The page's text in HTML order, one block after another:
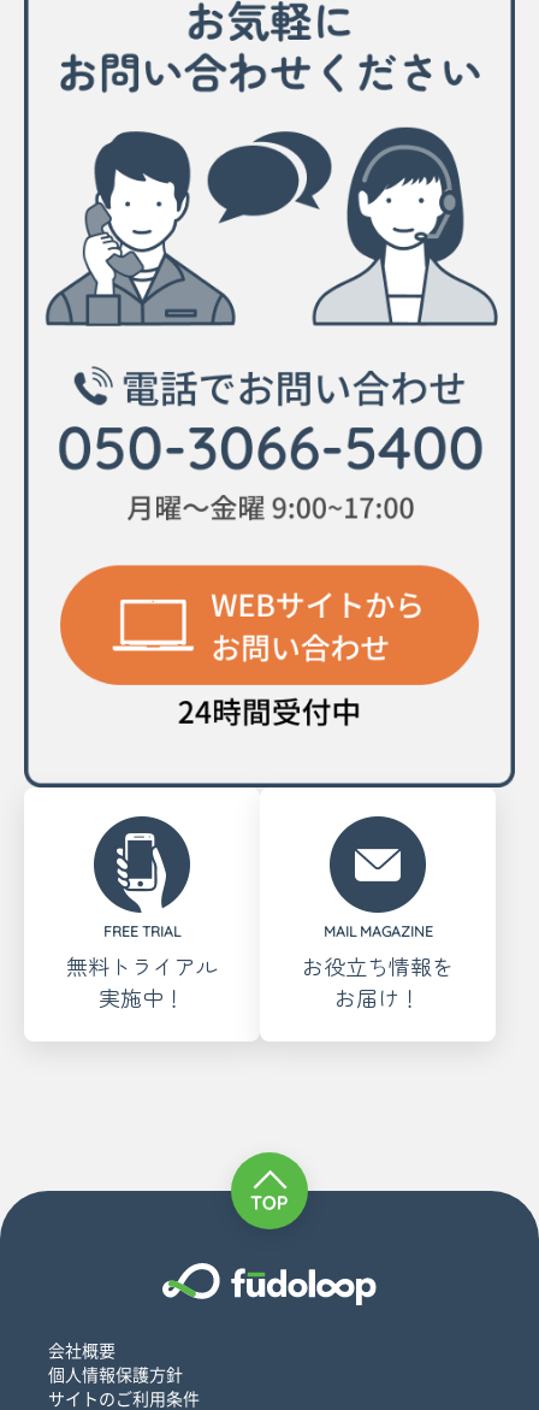
FREE TRIAL
無料トライアル
実施中！
MAIL MAGAZINE
お役立ち情報を
お届け！
会社概要
個人情報保護方針
サイトのご利用条件